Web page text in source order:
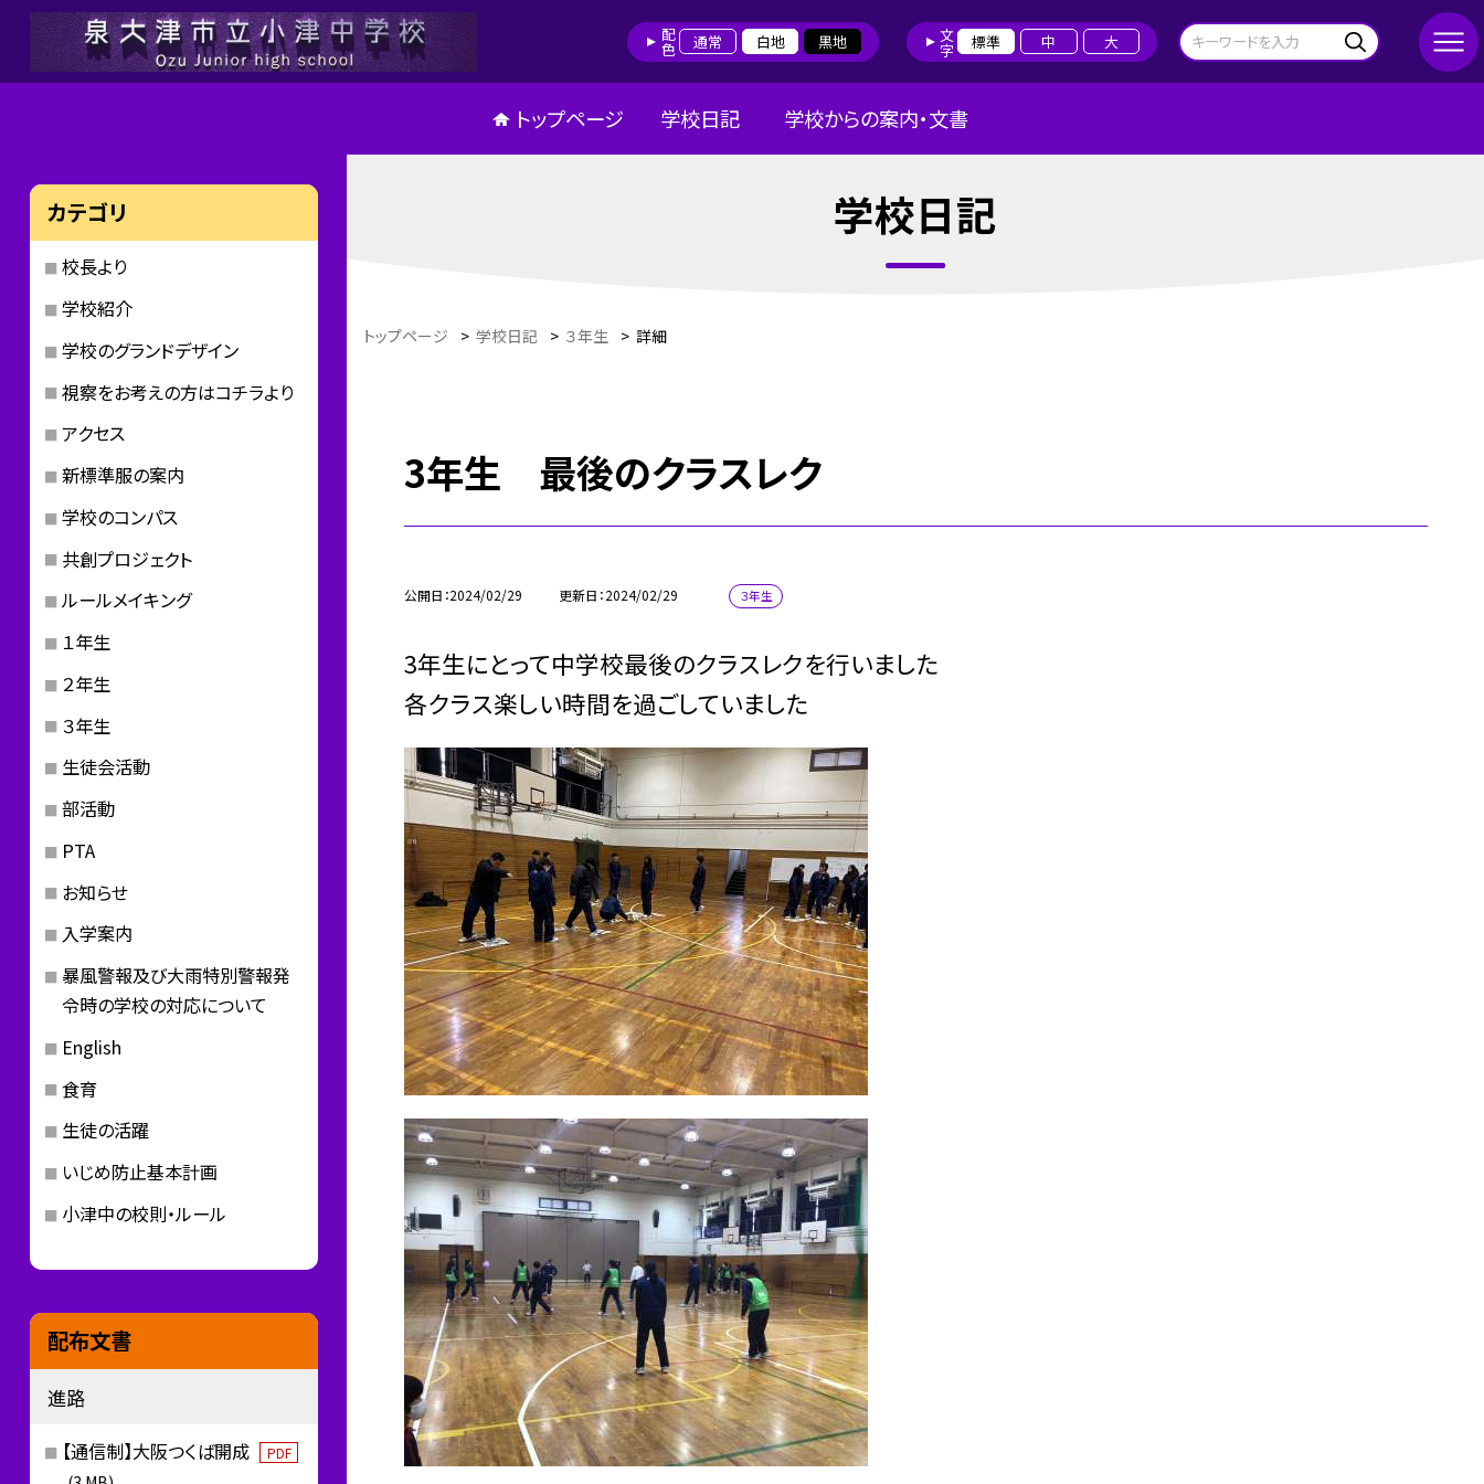
配色 通常 白地 黒地 文字 標準 中 大
トップページ 学校日記 学校からの案内・文書
学校日記
トップページ > 学校日記 > ３年生 > 詳細
3年生 最後のクラスレク
公開日 2024/02/29 更新日 2024/02/29 ３年生
3年生にとって中学校最後のクラスレクを行いました
各クラス楽しい時間を過ごしていました
カテゴリ
校長より
学校紹介
学校のグランドデザイン
視察をお考えの方はコチラより
アクセス
新標準服の案内
学校のコンパス
共創プロジェクト
ルールメイキング
１年生
２年生
３年生
生徒会活動
部活動
PTA
お知らせ
入学案内
暴風警報及び大雨特別警報発
令時の学校の対応について
English
食育
生徒の活躍
いじめ防止基本計画
小津中の校則・ルール
配布文書
進路
【通信制】大阪つくば開成 PDF